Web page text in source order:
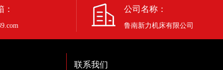
： 公司名称：
鲁南新力机床有限公司
联系我们